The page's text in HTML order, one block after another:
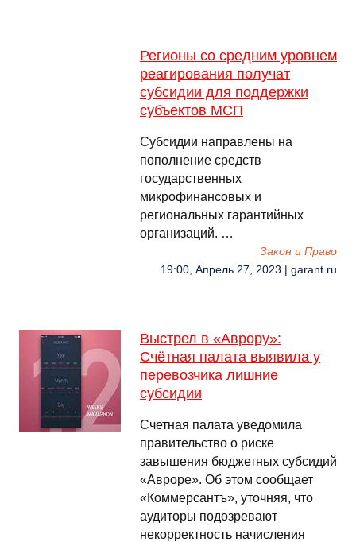
Регионы со средним уровнем
реагирования получат
субсидии для поддержки
субъектов МСП
Субсидии направлены на
пополнение средств
государственных
микрофинансовых и
региональных гарантийных
организаций. …
Закон и Право
19:00, Апрель 27, 2023 | garant.ru
Выстрел в «Аврору»:
Счётная палата выявила у
перевозчика лишние
субсидии
Счетная палата уведомила
правительство о риске
завышения бюджетных субсидий
«Авроре». Об этом сообщает
«Коммерсантъ», уточняя, что
аудиторы подозревают
некорректность начисления